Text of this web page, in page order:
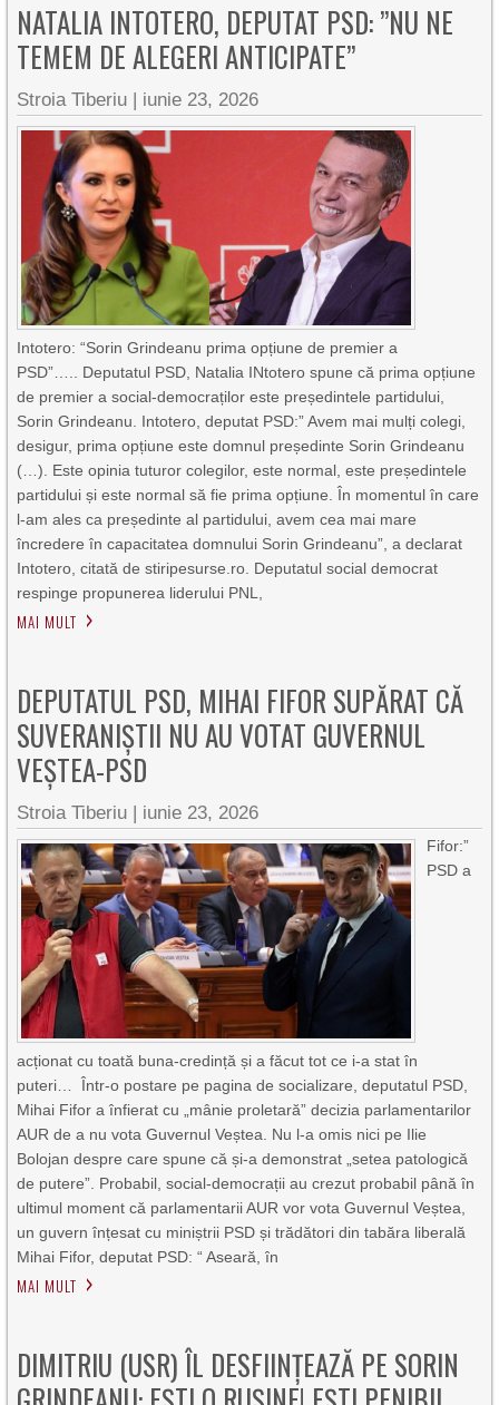
NATALIA INTOTERO, DEPUTAT PSD: ”NU NE
TEMEM DE ALEGERI ANTICIPATE”
Stroia Tiberiu | iunie 23, 2026
Intotero: “Sorin Grindeanu prima opțiune de premier a
PSD”….. Deputatul PSD, Natalia INtotero spune că prima opțiune
de premier a social-democraților este președintele partidului,
Sorin Grindeanu. Intotero, deputat PSD:” Avem mai mulți colegi,
desigur, prima opțiune este domnul președinte Sorin Grindeanu
(…). Este opinia tuturor colegilor, este normal, este președintele
partidului și este normal să fie prima opțiune. În momentul în care
l-am ales ca președinte al partidului, avem cea mai mare
încredere în capacitatea domnului Sorin Grindeanu”, a declarat
Intotero, citată de stiripesurse.ro. Deputatul social democrat
respinge propunerea liderului PNL,
MAI MULT
DEPUTATUL PSD, MIHAI FIFOR SUPĂRAT CĂ
SUVERANIȘTII NU AU VOTAT GUVERNUL
VEȘTEA-PSD
Stroia Tiberiu | iunie 23, 2026
Fifor:”
PSD a
acționat cu toată buna-credință și a făcut tot ce i-a stat în
puteri… Într-o postare pe pagina de socializare, deputatul PSD,
Mihai Fifor a înfierat cu „mânie proletară” decizia parlamentarilor
AUR de a nu vota Guvernul Veștea. Nu l-a omis nici pe Ilie
Bolojan despre care spune că și-a demonstrat „setea patologică
de putere”. Probabil, social-democrații au crezut probabil până în
ultimul moment că parlamentarii AUR vor vota Guvernul Veștea,
un guvern înțesat cu miniștrii PSD și trădători din tabăra liberală
Mihai Fifor, deputat PSD: “ Aseară, în
MAI MULT
DIMITRIU (USR) ÎL DESFIINȚEAZĂ PE SORIN